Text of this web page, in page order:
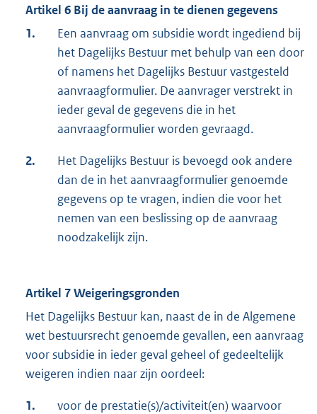
Artikel 6 Bij de aanvraag in te dienen gegevens
1.
Een aanvraag om subsidie wordt ingediend bij
het Dagelijks Bestuur met behulp van een door
of namens het Dagelijks Bestuur vastgesteld
aanvraagformulier. De aanvrager verstrekt in
ieder geval de gegevens die in het
aanvraagformulier worden gevraagd.
2.
Het Dagelijks Bestuur is bevoegd ook andere
dan de in het aanvraagformulier genoemde
gegevens op te vragen, indien die voor het
nemen van een beslissing op de aanvraag
noodzakelijk zijn.
Artikel 7 Weigeringsgronden
Het Dagelijks Bestuur kan, naast de in de Algemene
wet bestuursrecht genoemde gevallen, een aanvraag
voor subsidie in ieder geval geheel of gedeeltelijk
weigeren indien naar zijn oordeel:
1.
voor de prestatie(s)/activiteit(en) waarvoor